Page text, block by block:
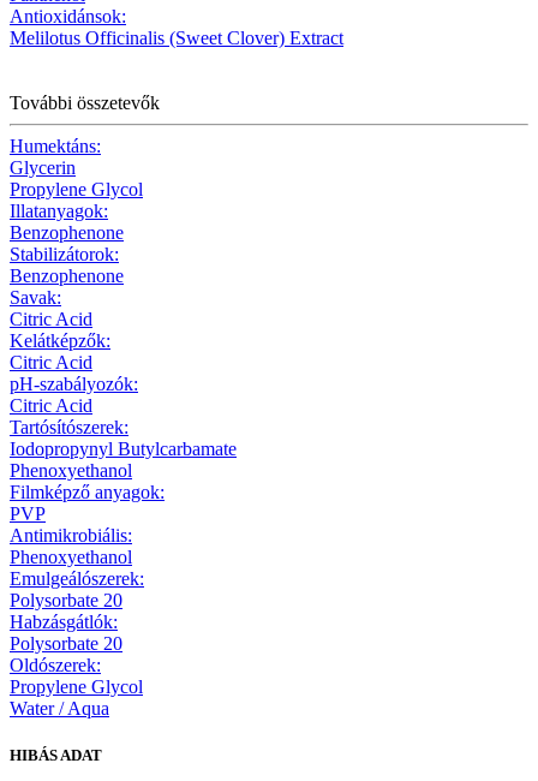
Antioxidánsok:
Melilotus Officinalis (Sweet Clover) Extract
További összetevők
Humektáns:
Glycerin
Propylene Glycol
Illatanyagok:
Benzophenone
Stabilizátorok:
Benzophenone
Savak:
Citric Acid
Kelátképzők:
Citric Acid
pH-szabályozók:
Citric Acid
Tartósítószerek:
Iodopropynyl Butylcarbamate
Phenoxyethanol
Filmképző anyagok:
PVP
Antimikrobiális:
Phenoxyethanol
Emulgeálószerek:
Polysorbate 20
Habzásgátlók:
Polysorbate 20
Oldószerek:
Propylene Glycol
Water / Aqua
HIBÁS ADAT